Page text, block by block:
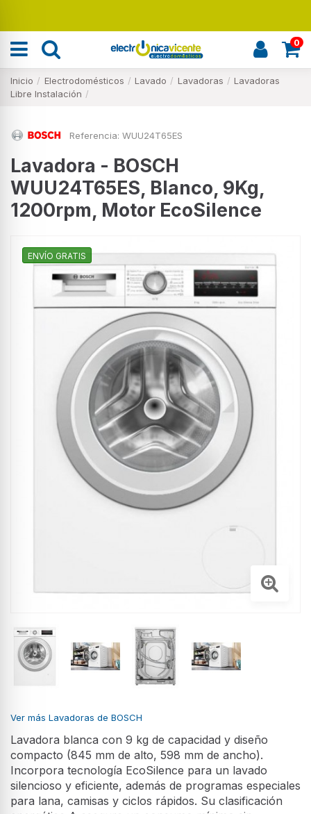
0
Inicio Electrodomésticos Lavado Lavadoras
Lavadoras
Libre Instalación
Referencia: WUU24T65ES
Lavadora - BOSCH
WUU24T65ES, Blanco, 9Kg,
1200rpm, Motor EcoSilence
ENVÍO GRATIS
Ver más Lavadoras de BOSCH
Lavadora blanca con 9 kg de capacidad y diseño
compacto (845 mm de alto, 598 mm de ancho).
Incorpora tecnología EcoSilence para un lavado
silencioso y eficiente, además de programas especiales
para lana, camisas y ciclos rápidos. Su clasificación